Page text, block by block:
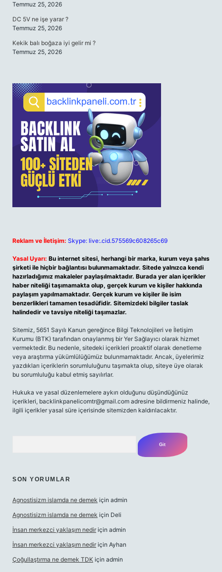
Temmuz 25, 2026
DC 5V ne işe yarar ?
Temmuz 25, 2026
Kekik balı boğaza iyi gelir mi ?
Temmuz 25, 2026
Reklam ve İletişim: Skype: live:.cid.575569c608265c69
Yasal Uyarı: Bu internet sitesi, herhangi bir marka, kurum veya şahıs
şirketi ile hiçbir bağlantısı bulunmamaktadır. Sitede yalnızca kendi
hazırladığımız makaleler paylaşılmaktadır. Burada yer alan içerikler
haber niteliği taşımamakta olup, gerçek kurum ve kişiler hakkında
paylaşım yapılmamaktadır. Gerçek kurum ve kişiler ile isim
benzerlikleri tamamen tesadüfidir. Sitemizdeki bilgiler taslak
halindedir ve tavsiye niteliği taşımazlar.
Sitemiz, 5651 Sayılı Kanun gereğince Bilgi Teknolojileri ve İletişim
Kurumu (BTK) tarafından onaylanmış bir Yer Sağlayıcı olarak hizmet
vermektedir. Bu nedenle, sitedeki içerikleri proaktif olarak denetleme
veya araştırma yükümlülüğümüz bulunmamaktadır. Ancak, üyelerimiz
yazdıkları içeriklerin sorumluluğunu taşımakta olup, siteye üye olarak
bu sorumluluğu kabul etmiş sayılırlar.
Hukuka ve yasal düzenlemelere aykırı olduğunu düşündüğünüz
içerikleri, backlinkpanelicomtr@gmail.com adresine bildirmeniz halinde,
ilgili içerikler yasal süre içerisinde sitemizden kaldırılacaktır.
SON YORUMLAR
Agnostisizm islamda ne demek için admin
Agnostisizm islamda ne demek için Deli
İnsan merkezci yaklaşım nedir için admin
İnsan merkezci yaklaşım nedir için Ayhan
Çoğullaştırma ne demek TDK için admin